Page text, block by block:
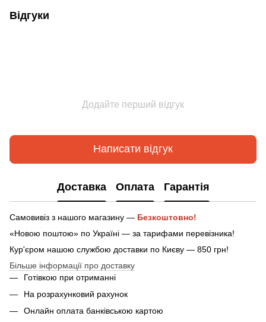
Відгуки
Додайте перший відгук
Написати відгук
Доставка Оплата Гарантія
Самовивіз з нашого магазину — Безкоштовно!
«Новою поштою» по Україні — за тарифами перевізника!
Кур'єром нашою службою доставки по Києву — 850 грн!
Більше інформації про доставку
Готівкою при отриманні
На розрахунковий рахунок
Онлайн оплата банківською картою